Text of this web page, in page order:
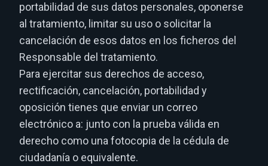
portabilidad de sus datos personales, oponerse
al tratamiento, limitar su uso o solicitar la
cancelación de esos datos en los ficheros del
Responsable del tratamiento.
Para ejercitar sus derechos de acceso,
rectificación, cancelación, portabilidad y
oposición tienes que enviar un correo
electrónico a: junto con la prueba válida en
derecho como una fotocopia de la cédula de
ciudadanía o equivalente.